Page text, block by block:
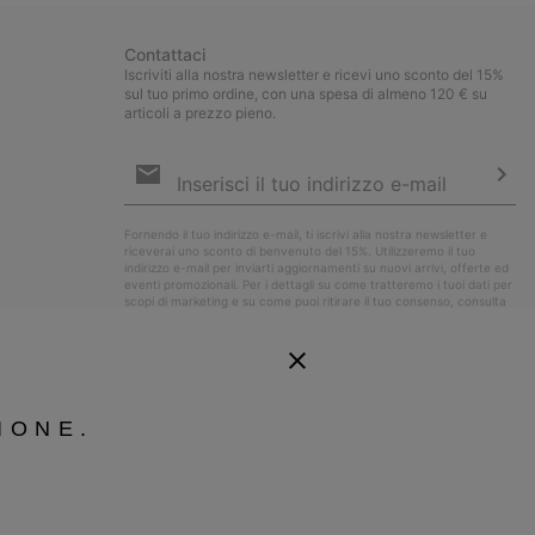
Contattaci
Iscriviti alla nostra newsletter e ricevi uno sconto del 15%
sul tuo primo ordine, con una spesa di almeno 120 € su
articoli a prezzo pieno.
e-
Fornendo il tuo indirizzo e-mail, ti iscrivi alla nostra newsletter e
riceverai uno sconto di benvenuto del 15%. Utilizzeremo il tuo
indirizzo e-mail per inviarti aggiornamenti su nuovi arrivi, offerte ed
eventi promozionali. Per i dettagli su come tratteremo i tuoi dati per
scopi di marketing e su come puoi ritirare il tuo consenso, consulta